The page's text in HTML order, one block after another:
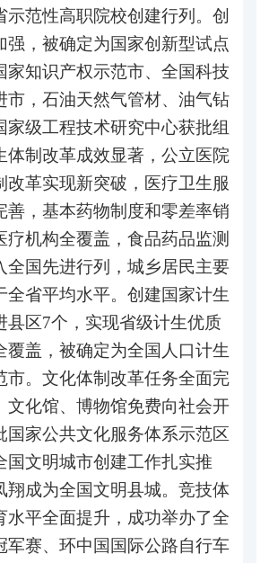
示范性高职院校创建行列。创
强，被确定为国家创新型试点
家知识产权示范市、全国科技
市，石油天然气管材、油气钻
家级工程技术研究中心获批组
体制改革成效显著，公立医院
改革实现新突破，医疗卫生服
善，基本药物制度和零差率销
疗机构全覆盖，食品药品监测
全国先进行列，城乡居民主要
全省平均水平。创建国家计生
县区7个，实现省级计生优质
覆盖，被确定为全国人口计生
市。文化体制改革任务全面完
文化馆、博物馆免费向社会开
国家公共文化服务体系示范区
国文明城市创建工作扎实推
翔成为全国文明县城。竞技体
水平全面提升，成功举办了全
军赛、环中国国际公路自行车